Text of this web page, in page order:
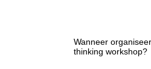
Wanneer
thinking workshop?